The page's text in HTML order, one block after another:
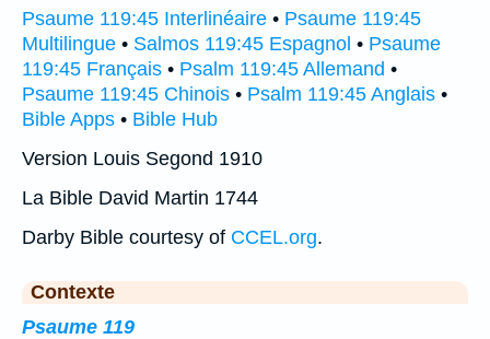
Psaume 119:45 Interlinéaire • Psaume 119:45
Multilingue • Salmos 119:45 Espagnol • Psaume
119:45 Français • Psalm 119:45 Allemand •
Psaume 119:45 Chinois • Psalm 119:45 Anglais •
Bible Apps • Bible Hub
Version Louis Segond 1910
La Bible David Martin 1744
Darby Bible courtesy of CCEL.org.
Contexte
Psaume 119